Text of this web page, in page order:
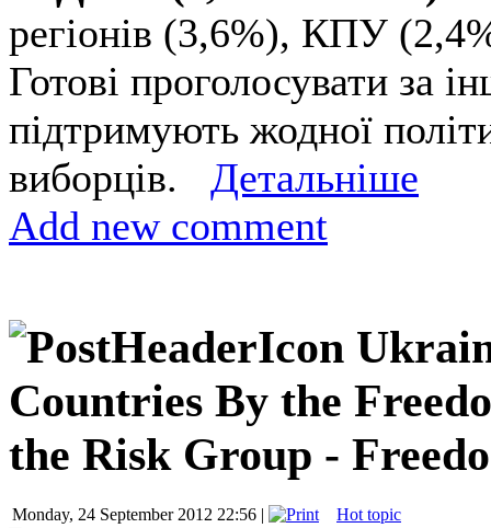
регіонів (3,6%), КПУ
Готові проголосувати за
підтримують жодної
виборців.
Детальніше
Add new comment
Countries By the
the Risk Group -
Monday, 24 September 2012 22:56 | Hot topic